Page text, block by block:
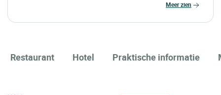
meer zien
Restaurant Hotel Praktische informatie